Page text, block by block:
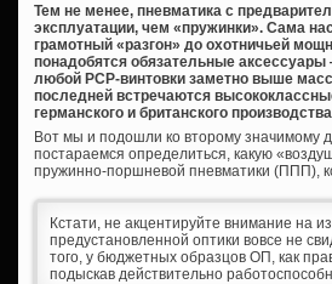
Тем не менее, пневматика с
эксплуатации, чем «пружинки». Сама
грамотный «разгон» до охотничьей
понадобятся обязательные
любой PCP-винтовки заметно выше
последней встречаются
германского и британского
Вот мы и подошли ко второму значимому
постараемся определиться, какую
пружинно-поршневой пневматики (ППП),
Кстати, не акцентируйте внимание на
предустановленной оптики вовсе не
того, у бюджетных образцов ОП, как
подыскав действительно